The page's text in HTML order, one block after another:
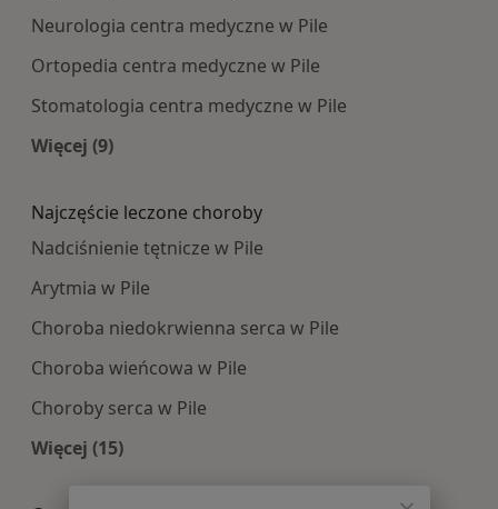
Neurologia centra medyczne w Pile
Ortopedia centra medyczne w Pile
Stomatologia centra medyczne w Pile
Więcej (9)
Najczęście leczone choroby
Nadciśnienie tętnicze w Pile
Arytmia w Pile
Choroba niedokrwienna serca w Pile
Choroba wieńcowa w Pile
Choroby serca w Pile
Więcej (15)